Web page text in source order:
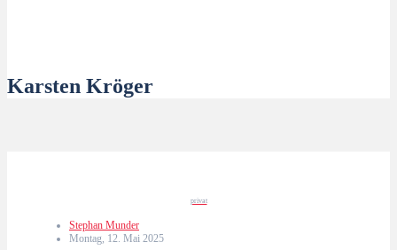
Karsten Kröger
privat
Stephan Munder
Montag, 12. Mai 2025